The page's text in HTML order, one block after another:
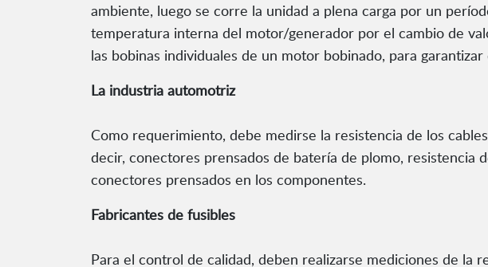
ambiente, luego se corre la unidad a plena carga por un
temperatura interna del motor/generador por el cambio de
las bobinas individuales de un motor bobinado, para
La industria automotriz
Como requerimiento, debe medirse la resistencia de los
decir, conectores prensados de batería de plomo, resistencia
conectores prensados en los componentes.
Fabricantes de fusibles
Para el control de calidad, deben realizarse mediciones de la